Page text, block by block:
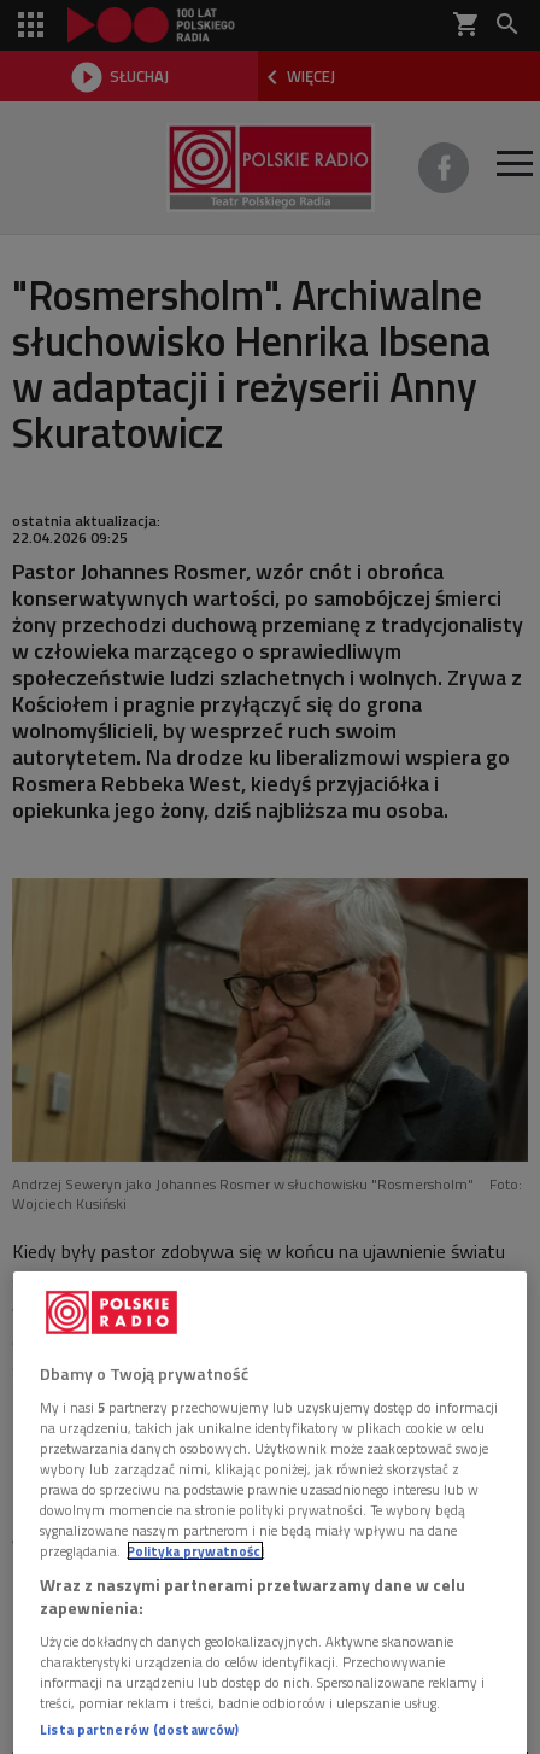
shopping_cart 
 SŁUCHAJ  WIĘCEJ

REPERTUAR
SŁUCHOWISKA
AKTUALNOŚCI
MATYSIAKOWIE
W JEZIORANACH
"Rosmersholm". Archiwalne
słuchowisko Henrika Ibsena
w adaptacji i reżyserii Anny
Skuratowicz
ostatnia aktualizacja:
22.04.2026 09:25
Pastor Johannes Rosmer, wzór cnót i obrońca
konserwatywnych wartości, po samobójczej śmierci
żony przechodzi duchową przemianę z tradycjonalisty
w człowieka marzącego o sprawiedliwym
społeczeństwie ludzi szlachetnych i wolnych. Zrywa z
Kościołem i pragnie przyłączyć się do grona
wolnomyślicieli, by wesprzeć ruch swoim
autorytetem. Na drodze ku liberalizmowi wspiera go
Rosmera Rebbeka West, kiedyś przyjaciółka i
opiekunka jego żony, dziś najbliższa mu osoba.
Andrzej Seweryn jako Johannes Rosmer w słuchowisku "Rosmersholm"
Foto:
Wojciech Kusiński
Kiedy były pastor zdobywa się w końcu na ujawnienie światu
swoich nowych poglądów, na światło dzienne zaczynają
wychodzić fakty dotyczące przeszłości zmarłej żony Rosmera
oraz prawdziwych motywów działania Rebbeki.
Słuchowisko powstało w 2021 roku.
Henrik Ibsen "Rosmersholm"
Przekład:Anna Marciniakówna
Adaptacja:Anna Skuratowicz
Reżyseria:Anna Skuratowicz
Reżyseria dźwięku:Andrzej Brzoska
Muzyka:Piotr Skotnicki
Dbamy o Twoją prywatność
My i nasi5 partnerzy przechowujemy lub uzyskujemy dostęp do informacji
na urządzeniu, takich jak unikalne identyfikatory w plikach cookie w celu
przetwarzania danych osobowych. Użytkownik może zaakceptować swoje
wybory lub zarządzać nimi, klikając poniżej, jak również skorzystać z
prawa do sprzeciwu na podstawie prawnie uzasadnionego interesu lub w
dowolnym momencie na stronie polityki prywatności. Te wybory będą
sygnalizowane naszym partnerom i nie będą miały wpływu na dane
przeglądania. Polityka prywatności
Wraz z naszymi partnerami przetwarzamy dane w celu
zapewnienia:
Użycie dokładnych danych geolokalizacyjnych. Aktywne skanowanie
charakterystyki urządzenia do celów identyfikacji. Przechowywanie
informacji na urządzeniu lub dostęp do nich. Spersonalizowane reklamy i
treści, pomiar reklam i treści, badnie odbiorców i ulepszanie usług.
Lista partnerów (dostawców)